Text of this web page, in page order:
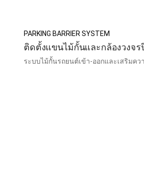
PARKING BARRIER SYSTEM
ติดตั้งแขนไม้กั้นและกล้องวงจรปิ
ระบบไม้กั้นรถยนต์เข้า-ออกและเสริมค